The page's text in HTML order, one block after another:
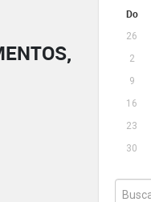
Do
26
2
9
16
23
30